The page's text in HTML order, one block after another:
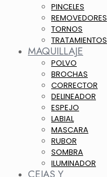
PINCELES
REMOVEDORES
TORNOS
TRATAMIENTOS
MAQUILLAJE
POLVO
BROCHAS
CORRECTOR
DELINEADOR
ESPEJO
LABIAL
MASCARA
RUBOR
SOMBRA
ILUMINADOR
CEJAS Y